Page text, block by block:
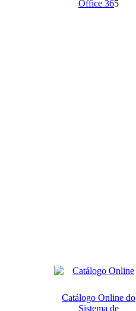
Office 365
Catálogo Online do
Sistema de